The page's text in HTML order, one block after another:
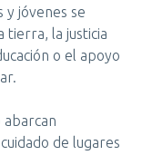
y jóvenes se
tierra, la justicia
o el apoyo
de lugares